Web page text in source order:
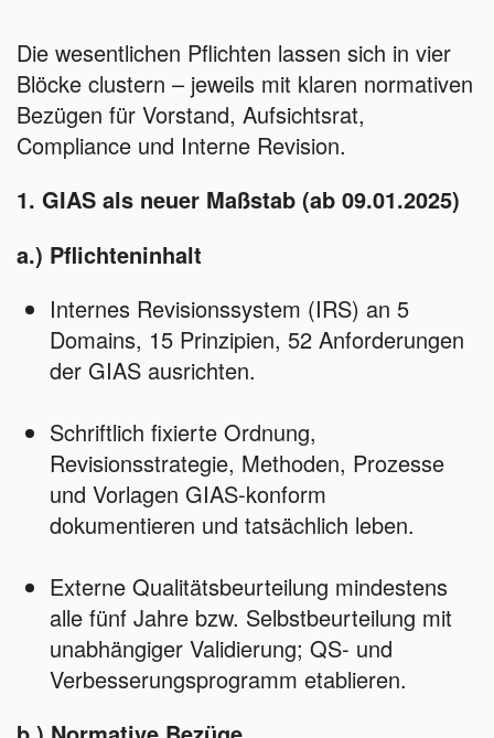
Die wesentlichen Pflichten lassen sich in vier
Blöcke clustern – jeweils mit klaren normativen
Bezügen für Vorstand, Aufsichtsrat,
Compliance und Interne Revision.
1. GIAS als neuer Maßstab (ab 09.01.2025)
a.) Pflichteninhalt
Internes Revisionssystem (IRS) an 5
Domains, 15 Prinzipien, 52 Anforderungen
der GIAS ausrichten.
Schriftlich fixierte Ordnung,
Revisionsstrategie, Methoden, Prozesse
und Vorlagen GIAS‑konform
dokumentieren und tatsächlich leben.
Externe Qualitätsbeurteilung mindestens
alle fünf Jahre bzw. Selbstbeurteilung mit
unabhängiger Validierung; QS‑ und
Verbesserungsprogramm etablieren.